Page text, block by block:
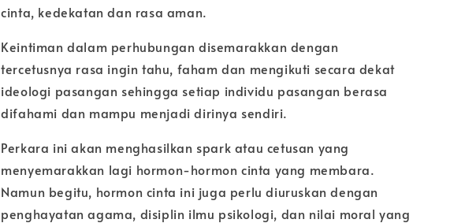
cinta, kedekatan dan rasa aman.
Keintiman dalam perhubungan disemarakkan dengan
tercetusnya rasa ingin tahu, faham dan mengikuti secara dekat
ideologi pasangan sehingga setiap individu pasangan berasa
difahami dan mampu menjadi dirinya sendiri.
Perkara ini akan menghasilkan spark atau cetusan yang
menyemarakkan lagi hormon-hormon cinta yang membara.
Namun begitu, hormon cinta ini juga perlu diuruskan dengan
penghayatan agama, disiplin ilmu psikologi, dan nilai moral yang